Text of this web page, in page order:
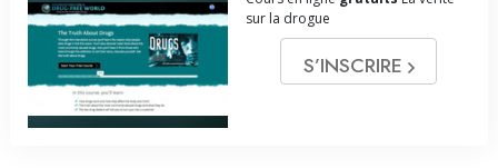
sur la drogue
S’INSCRIRE